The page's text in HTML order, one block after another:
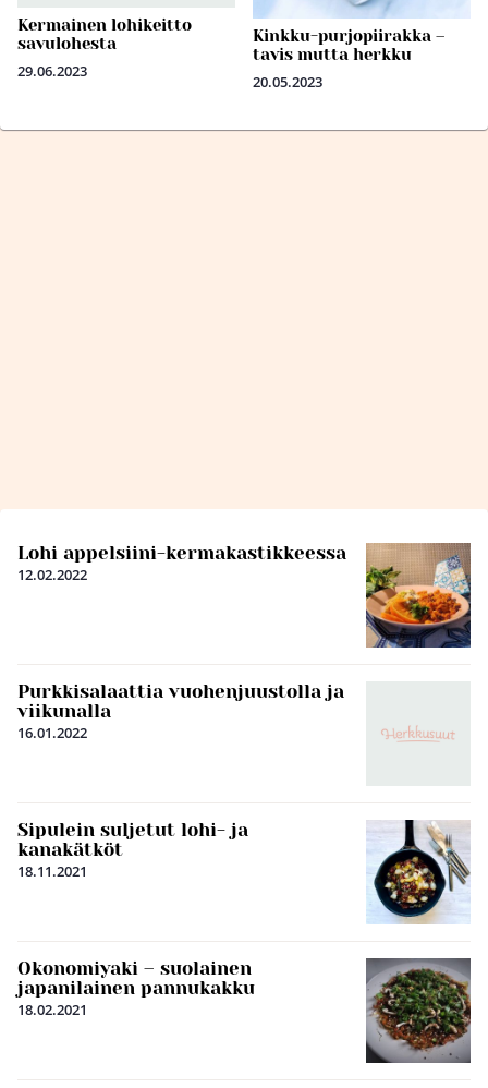
Kermainen lohikeitto
savulohesta
29.06.2023
Kinkku-purjopiirakka –
tavis mutta herkku
20.05.2023
Lohi appelsiini-kermakastikkeessa
12.02.2022
Purkkisalaattia vuohenjuustolla ja
viikunalla
16.01.2022
Sipulein suljetut lohi- ja
kanakätköt
18.11.2021
Okonomiyaki – suolainen
japanilainen pannukakku
18.02.2021